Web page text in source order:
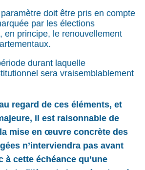
doit être pris en compte
par les élections
en principe, le renouvellement
durant laquelle
sera vraisemblablement
regard de ces éléments, et
il est raisonnable de
mise en œuvre concrète des
n’interviendra pas avant
à cette échéance qu’une